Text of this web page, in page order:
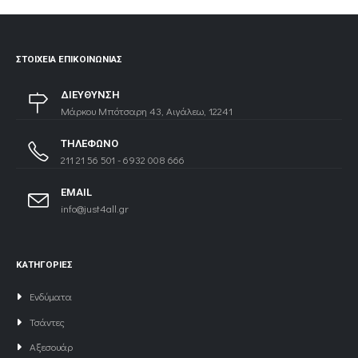
ΣΤΟΙΧΕΊΑ ΕΠΙΚΟΙΝΩΝΊΑΣ
ΔΙΕΥΘΥΝΣΗ
Μάρκου Μπότσαρη 43, Αιγάλεω, 12241
ΤΗΛΕΦΩΝΟ
211 21 56 501 - 6932 008 666
EMAIL
info@just4all.gr
ΚΑΤΗΓΟΡΙΕΣ
Ενδύματα
Τσάντες
Αξεσουάρ